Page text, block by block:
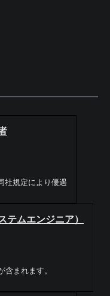
社規定により優遇
テムエンジニア）
まれます。